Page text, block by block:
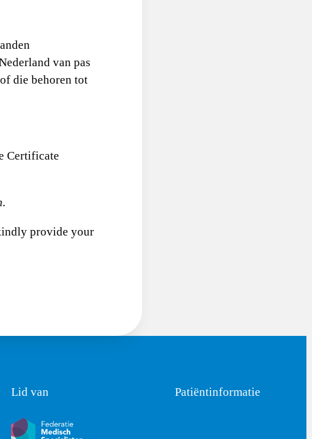
van pas
die behoren tot
Certificate
provide your
Lid van Patiëntinformatie